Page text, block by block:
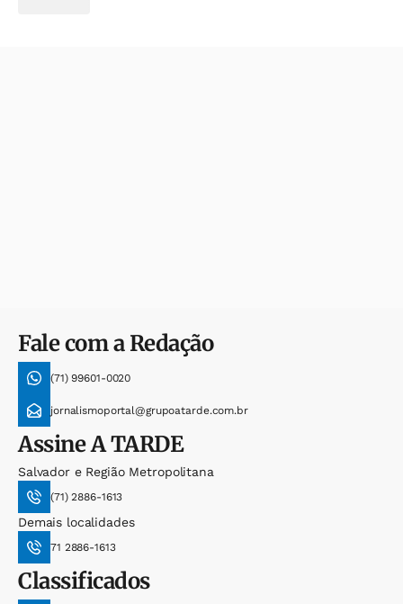
Fale com a Redação
(71) 99601-0020
jornalismoportal@grupoatarde.com.br
AssineA TARDE
Salvador e Região Metropolitana
(71) 2886-1613
Demais localidades
71 2886-1613
Classificados